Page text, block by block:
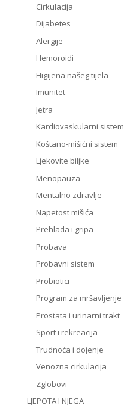
Cirkulacija
Dijabetes
Alergije
Hemoroidi
Higijena našeg tijela
Imunitet
Jetra
Kardiovaskularni sistem
Koštano-mišićni sistem
Ljekovite biljke
Menopauza
Mentalno zdravlje
Napetost mišića
Prehlada i gripa
Probava
Probavni sistem
Probiotici
Program za mršavljenje
Prostata i urinarni trakt
Sport i rekreacija
Trudnoća i dojenje
Venozna cirkulacija
Zglobovi
LJEPOTA I NJEGA